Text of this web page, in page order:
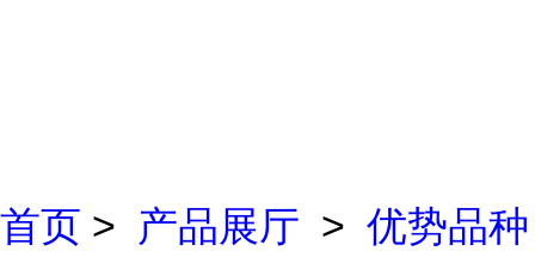
首页 > 产品展厅 > 优势品种